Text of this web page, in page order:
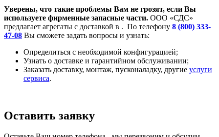
Уверены, что такие проблемы Вам не грозят, если Вы
используете фирменные запасные части. ООО «СДС»
предлагает агрегаты с доставкой в . По телефону 8 (800) 333-
47-08 Вы сможете задать вопросы и узнать:
Определиться с необходимой конфигурацией;
Узнать о доставке и гарантийном обслуживании;
Заказать доставку, монтаж, пусконаладку, другие услуги
сервиса.
Оставить заявку